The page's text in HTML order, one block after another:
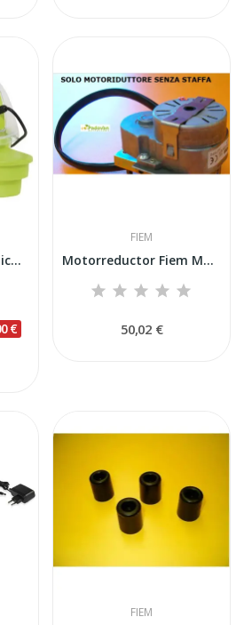
Incubadora automática digital FIEM SMART 24...
€
FIEM
Motorreductor Fiem MG70-100-140-200-320 para...
50,02 €
FIEM